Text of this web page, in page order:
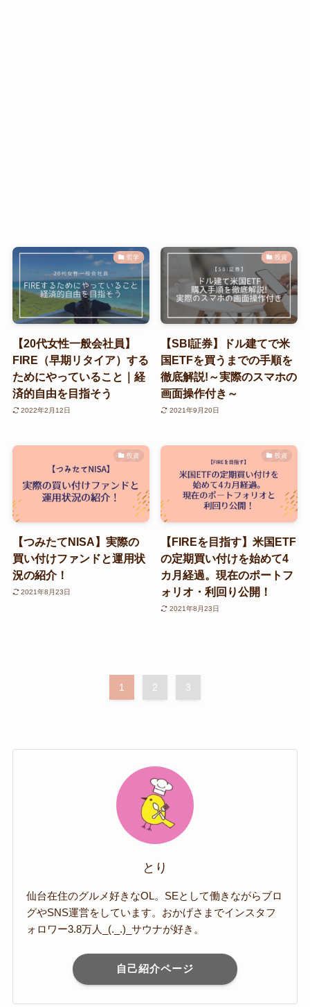
哲学
【20代女性一般会社員】
FIRE（早期リタイア）する
ためにやっていること｜経
済的自由を目指そう
2022年2月12日
投資
【SBI証券】ドル建てで米
国ETFを買うまでの手順を
徹底解説!～実際のスマホの
画面操作付き～
2021年9月20日
投資
【つみたてNISA】実際の
買い付けファンドと運用状
況の紹介！
2021年8月23日
投資
【FIREを目指す】米国ETF
の定期買い付けを始めて4
カ月経過。現在のポートフ
ォリオ・利回り公開！
2021年8月23日
1 2 3
とり
仙台在住のグルメ好きなOL。SEとして働きながらブロ
グやSNS運営をしています。おかげさまでインスタフ
ォロワー3.8万人_(._.)_サウナが好き。
自己紹介ページ